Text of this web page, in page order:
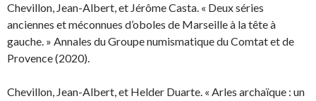
Chevillon, Jean-Albert, et Jérôme Casta. « Deux séries
anciennes et méconnues d’oboles de Marseille à la tête à
gauche. » Annales du Groupe numismatique du Comtat et de
Provence (2020).
Chevillon, Jean-Albert, et Helder Duarte. « Arles archaïque : un